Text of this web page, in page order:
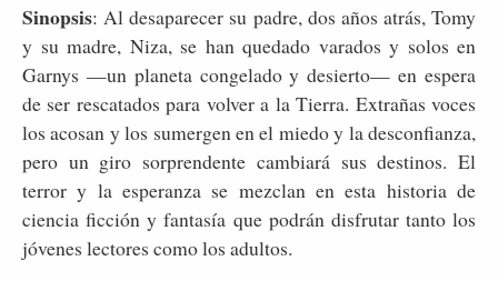
Sinopsis: Al desaparecer su padre, dos años atrás, Tomy
y su madre, Niza, se han quedado varados y solos en
Garnys —un planeta congelado y desierto— en espera
de ser rescatados para volver a la Tierra. Extrañas voces
los acosan y los sumergen en el miedo y la desconfianza,
pero un giro sorprendente cambiará sus destinos. El
terror y la esperanza se mezclan en esta historia de
ciencia ficción y fantasía que podrán disfrutar tanto los
jóvenes lectores como los adultos.